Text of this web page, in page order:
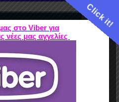
Click it!
στο Viber για
νέες μας αγγελίες